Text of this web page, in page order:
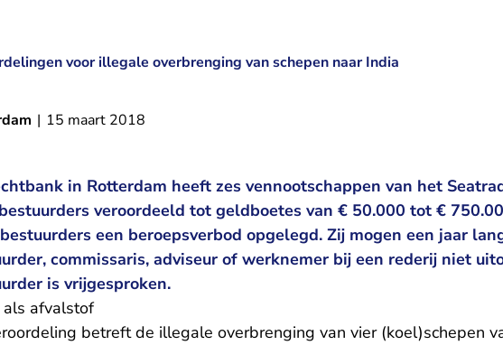
voor illegale overbrenging van schepen naar India
| 15 maart 2018
in Rotterdam heeft zes vennootschappen van het
veroordeeld tot geldboetes van € 50.000 tot €
een beroepsverbod opgelegd. Zij mogen een jaar
commissaris, adviseur of werknemer bij een rederij niet
is vrijgesproken.
als afvalstof
betreft de illegale overbrenging van vier (koel)schepen